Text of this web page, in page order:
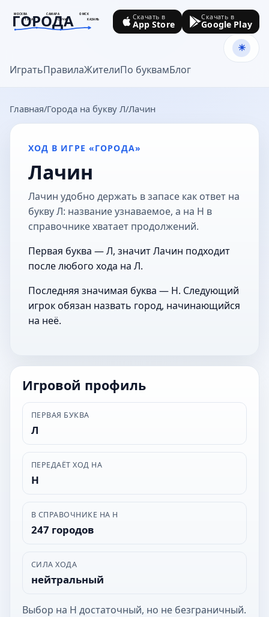
МОСКВА САМАРА
ОМСК
ТУЛА
СОЧИ КАЗАНЬ
ГОРОДА
goroda-na.ru
ИгратьПравилаЖителиПо буквамБлог
Скачать в
App Store
Скачать в
Google Play
Главная Города на букву Л Лачин
ХОД В ИГРЕ «ГОРОДА»
Лачин
Лачин удобно держать в запасе как ответ на
букву Л: название узнаваемое, а на Н в
справочнике хватает продолжений.
Первая буква — Л, значит Лачин подходит
после любого хода на Л.
Последняя значимая буква — Н. Следующий
игрок обязан назвать город, начинающийся
на неё.
Игровой профиль
ПЕРВАЯ БУКВА
Л
ПЕРЕДАЁТ ХОД НА
Н
В СПРАВОЧНИКЕ НА Н
247 городов
СИЛА ХОДА
нейтральный
Выбор на Н достаточный, но не безграничный.